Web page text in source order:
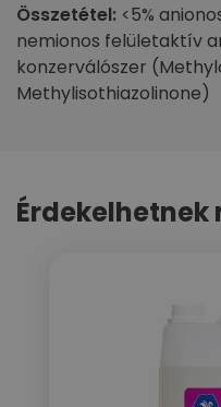
Összetétel: <5%
nemionos felületaktív
konzerválószer
Methylisothiazolinone)
Érdekelhetnek